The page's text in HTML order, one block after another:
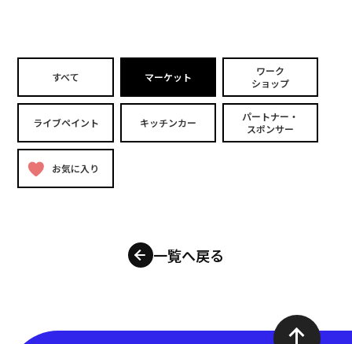
すべて マーケット
ワーク
ショップ
ライブペイント キッチンカー
パートナー・
スポンサー
お気に入り
一覧へ戻る